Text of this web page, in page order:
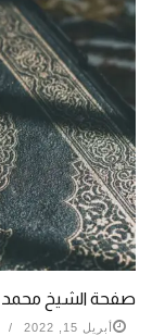
صفحة الشيخ
أبريل 15, 2022